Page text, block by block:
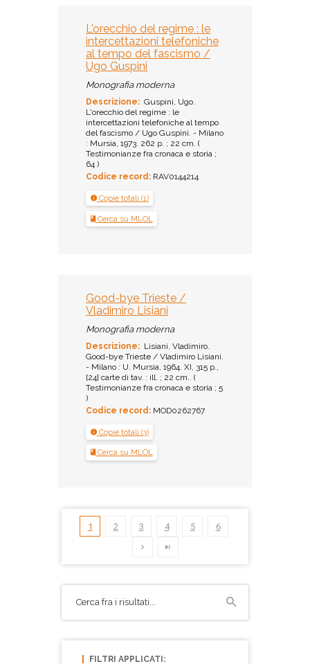
L'orecchio del regime : le
intercettazioni telefoniche
al tempo del fascismo /
Ugo Guspini
Monografia moderna
Descrizione: Guspini, Ugo.
L'orecchio del regime : le
intercettazioni telefoniche al tempo
del fascismo / Ugo Guspini. - Milano
: Mursia, 1973. 262 p. ; 22 cm. (
Testimonianze fra cronaca e storia ;
64 )
Codice record: RAV0144214
Copie totali (1)
Cerca su MLOL
Good-bye Trieste /
Vladimiro Lisiani
Monografia moderna
Descrizione: Lisiani, Vladimiro.
Good-bye Trieste / Vladimiro Lisiani.
- Milano : U. Mursia, 1964. XI, 315 p.,
[24] carte di tav. : ill. ; 22 cm.. (
Testimonianze fra cronaca e storia ; 5
)
Codice record: MOD0262767
Copie totali (3)
Cerca su MLOL
1 2 3 4 5 6
FILTRI APPLICATI: